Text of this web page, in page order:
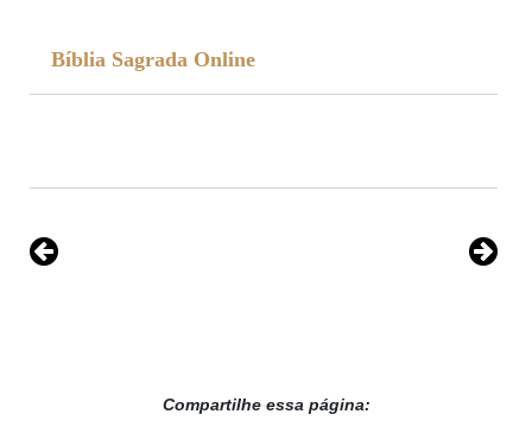
Bíblia Sagrada Online
Compartilhe essa página: